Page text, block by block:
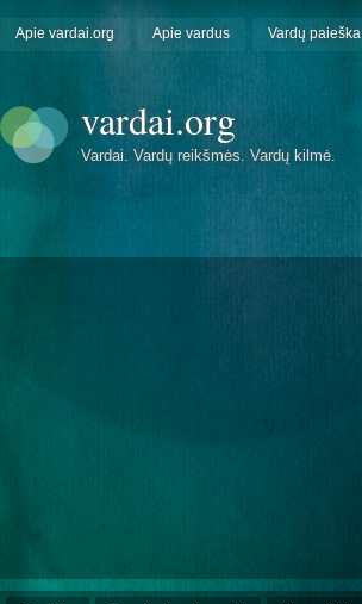
Apie vardai.org Apie vardus Vardų paieška
vardai.org
Vardai. Vardų reikšmės. Vardų kilmė.